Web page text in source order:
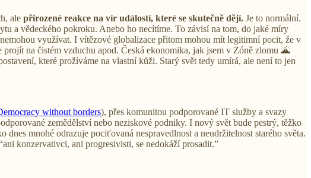
ale přirozené reakce na vír událostí, které se skutečně dějí. Je to normální.
a vědeckého pokroku. Anebo ho necítíme. To závisí na tom, do jaké míry
využívat. I vítězové globalizace přitom mohou mít legitimní pocit, že v
na čistém vzduchu apod. Česká ekonomika, jak jsem v Zóně zlomu 🌋
které prožíváme na vlastní kůži. Starý svět tedy umírá, ale není to jen
without borders), přes komunitou podporované IT služby a svazy
zemědělství nebo neziskové podniky. I nový svět bude pestrý, těžko
mnohé odrazuje pociťovaná nespravedlnost a neudržitelnost starého světa.
konzervativci, ani progresivisti, se nedokáží prosadit.”